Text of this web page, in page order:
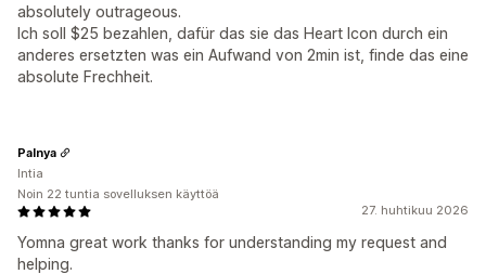
absolutely outrageous.
Ich soll $25 bezahlen, dafür das sie das Heart Icon durch ein
anderes ersetzten was ein Aufwand von 2min ist, finde das eine
absolute Frechheit.
27. huhtikuu 2026
Yomna great work thanks for understanding my request and
helping.
Palnya
Intia
Noin 22 tuntia sovelluksen käyttöä